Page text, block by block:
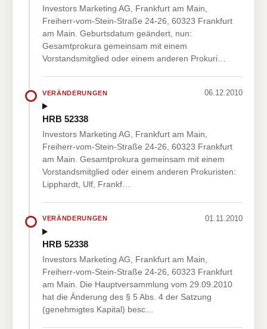
Investors Marketing AG, Frankfurt am Main,
Freiherr-vom-Stein-Straße 24-26, 60323 Frankfurt
am Main. Geburtsdatum geändert, nun:
Gesamtprokura gemeinsam mit einem
Vorstandsmitglied oder einem anderen Prokuri…
VERÄNDERUNGEN 06.12.2010
HRB 52338
Investors Marketing AG, Frankfurt am Main,
Freiherr-vom-Stein-Straße 24-26, 60323 Frankfurt
am Main. Gesamtprokura gemeinsam mit einem
Vorstandsmitglied oder einem anderen Prokuristen:
Lipphardt, Ulf, Frankf…
VERÄNDERUNGEN 01.11.2010
HRB 52338
Investors Marketing AG, Frankfurt am Main,
Freiherr-vom-Stein-Straße 24-26, 60323 Frankfurt
am Main. Die Hauptversammlung vom 29.09.2010
hat die Änderung des § 5 Abs. 4 der Satzung
(genehmigtes Kapital) besc…